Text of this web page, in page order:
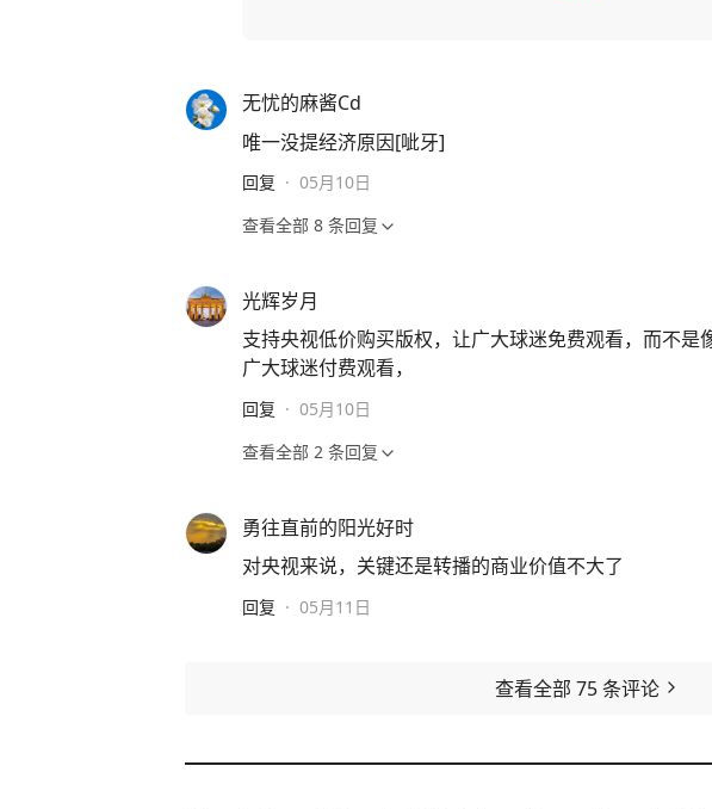
无忧的麻酱Cd
唯一没提经济原因[呲牙]
回复 · 05月10日
查看全部 8 条回复
光辉岁月
支持央视低价购买版权，让广大球迷免费观看，而不是
广大球迷付费观看，
回复 · 05月10日
查看全部 2 条回复
勇往直前的阳光好时
对央视来说，关键还是转播的商业价值不大了
回复 · 05月11日
查看全部 75条评论